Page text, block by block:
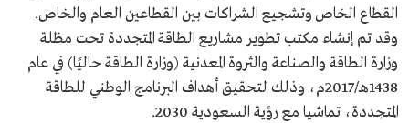
القطاع الخاص وتشجيع الشراكات بين القطاعين العام والخاص.
وقد تم إنشاء مكتب تطوير مشاريع الطاقة المتجددة تحت مظلة
وزارة الطاقة والصناعة والثروة المعدنية (وزارة الطاقة حاليًا) في عام
1438هـ/2017م، وذلك لتحقيق أهداف البرنامج الوطني للطاقة
المتجددة، تماشيا مع رؤية السعودية 2030.